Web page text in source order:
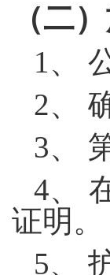
（二）
1、
2、
3、
4、
证明。
5、